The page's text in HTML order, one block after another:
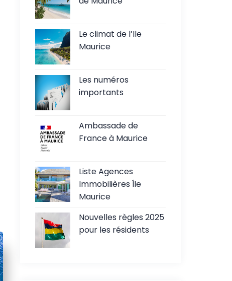
Le climat de l’Ile
Maurice
Les numéros
importants
Ambassade de
France à Maurice
Liste Agences
Immobilières Île
Maurice
Nouvelles règles 2025
pour les résidents